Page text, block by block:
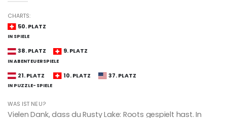
CHARTS:
50. PLATZ
IN SPIELE
38. PLATZ 9. PLATZ
IN ABENTEUERSPIELE
21. PLATZ 10. PLATZ 37. PLATZ
IN PUZZLE-SPIELE
WAS IST NEU?
Vielen Dank, dass du Rusty Lake: Roots gespielt hast. In